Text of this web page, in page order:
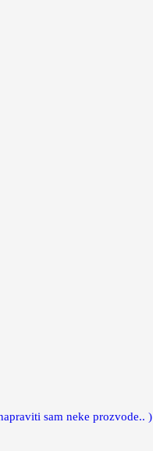
sam neke prozvode.. )